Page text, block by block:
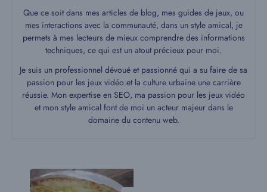
Que ce soit dans mes articles de blog, mes guides de jeux, ou
mes interactions avec la communauté, dans un style amical, je
permets à mes lecteurs de mieux comprendre des informations
techniques, ce qui est un atout précieux pour moi.
Je suis un professionnel dévoué et passionné qui a su faire de sa
passion pour les jeux vidéo et la culture urbaine une carrière
réussie. Mon expertise en SEO, ma passion pour les jeux vidéo
et mon style amical font de moi un acteur majeur dans le
domaine du contenu web.